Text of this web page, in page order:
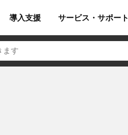
導入支援 サービス・ サポート